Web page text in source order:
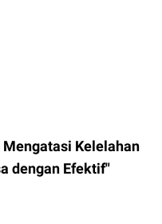
Kelelahan
dengan Efektif"